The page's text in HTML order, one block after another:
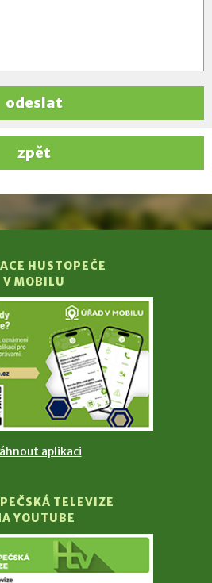
odeslat
zpět
HUSTOPEČE
V MOBILU
aplikaci
TELEVIZE
YOUTUBE